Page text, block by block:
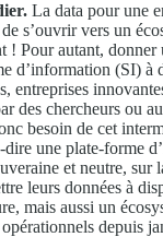
La data pour une
s’ouvrir vers un
! Pour autant, donner
d’information (SI) à
entreprises
des chercheurs ou
besoin de cet
dire une plate-forme
et neutre, sur
leurs données à
mais aussi un
depuis